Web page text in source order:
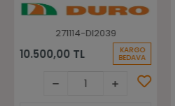
271114-DI2039
10.500,00 TL KARGO
BEDAVA